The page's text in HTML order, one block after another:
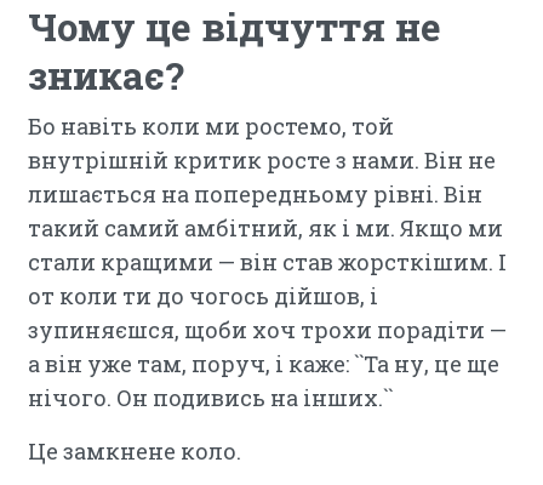
Чому це відчуття не
зникає?
Бо навіть коли ми ростемо, той
внутрішній критик росте з нами. Він не
лишається на попередньому рівні. Він
такий самий амбітний, як і ми. Якщо ми
стали кращими — він став жорсткішим. І
от коли ти до чогось дійшов, і
зупиняєшся, щоби хоч трохи порадіти —
а він уже там, поруч, і каже: ``Та ну, це ще
нічого. Он подивись на інших.``
Це замкнене коло.